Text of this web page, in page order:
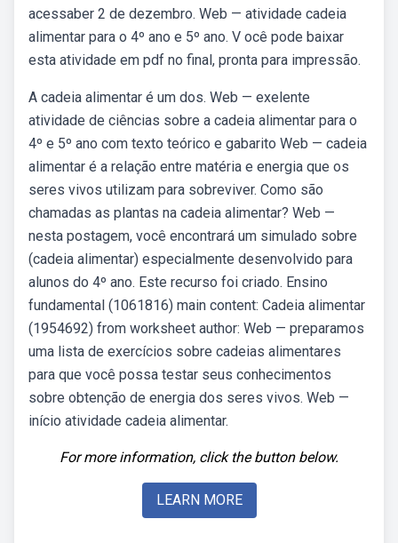
acessaber 2 de dezembro. Web — atividade cadeia
alimentar para o 4º ano e 5º ano. V ocê pode baixar
esta atividade em pdf no final, pronta para impressão.
A cadeia alimentar é um dos. Web — exelente
atividade de ciências sobre a cadeia alimentar para o
4º e 5º ano com texto teórico e gabarito Web — cadeia
alimentar é a relação entre matéria e energia que os
seres vivos utilizam para sobreviver. Como são
chamadas as plantas na cadeia alimentar? Web —
nesta postagem, você encontrará um simulado sobre
(cadeia alimentar) especialmente desenvolvido para
alunos do 4º ano. Este recurso foi criado. Ensino
fundamental (1061816) main content: Cadeia alimentar
(1954692) from worksheet author: Web — preparamos
uma lista de exercícios sobre cadeias alimentares
para que você possa testar seus conhecimentos
sobre obtenção de energia dos seres vivos. Web —
início atividade cadeia alimentar.
For more information, click the button below.
LEARN MORE